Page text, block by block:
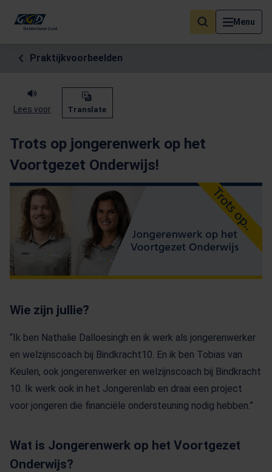
Menu
Als de resultaten voor automatisch aanvullen beschikbaar zijn,
Praktijkvoorbeelden
Lees voor Translate
Trots op jongerenwerk op het
Voortgezet Onderwijs!
Wie zijn jullie?
“Ik ben Nathalie Dalloesingh en ik werk als jongerenwerker
en welzijnscoach bij Bindkracht10. En ik ben Tobias van
Keulen, ook jongerenwerker en welzijnscoach bij Bindkracht
10. Ik werk ook in het Jongerenlab en draai een project
voor jongeren die financiële ondersteuning nodig hebben.”
Wat is Jongerenwerk op het Voortgezet
Onderwijs?